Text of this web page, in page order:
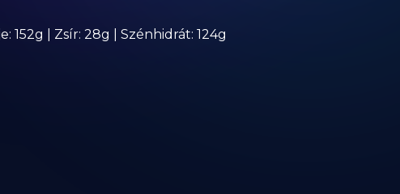
152g | Zsír: 28g | Szénhidrát: 124g